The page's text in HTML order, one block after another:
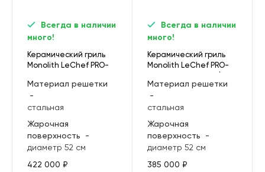
Всегда в наличии
много!
Керамический гриль
Monolith LeChef PRO-
Материал решетки
-
стальная
Жарочная
поверхность
-
диаметр 52 см
422 000 ₽
Всегда в наличии
много!
Керамический гриль
Monolith LeChef PRO-
ножек и столиков)
Материал решетки
-
стальная
Жарочная
поверхность
-
диаметр 52 см
385 000 ₽